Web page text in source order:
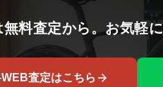
無料査定から。お気軽
査定はこちら